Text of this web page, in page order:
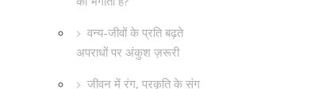
वन्य-जीवों के प्रति बढ़ते
अपराधों पर अंकुश ज़रूरी
जीवन में रंग, प्रकृति के संग